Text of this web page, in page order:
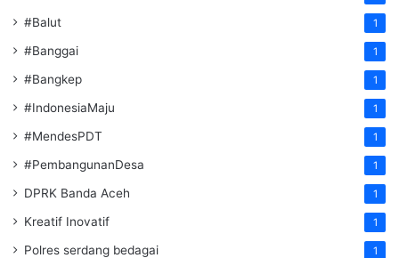
#Balut 1
#Banggai 1
#Bangkep 1
#IndonesiaMaju 1
#MendesPDT 1
#PembangunanDesa 1
DPRK Banda Aceh 1
Kreatif Inovatif 1
Polres serdang bedagai 1